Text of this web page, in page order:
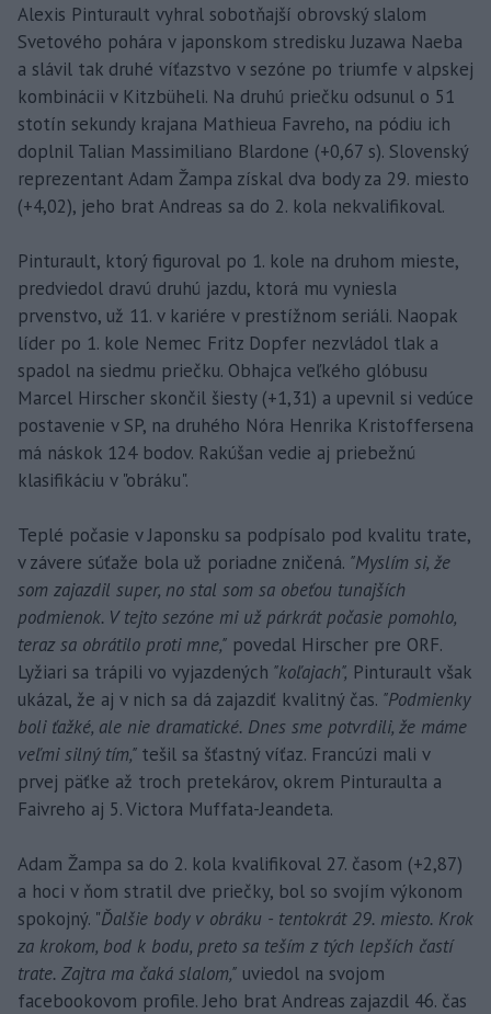
Alexis Pinturault vyhral sobotňajší obrovský slalom
Svetového pohára v japonskom stredisku Juzawa Naeba
a slávil tak druhé víťazstvo v sezóne po triumfe v alpskej
kombinácii v Kitzbüheli. Na druhú priečku odsunul o 51
stotín sekundy krajana Mathieua Favreho, na pódiu ich
doplnil Talian Massimiliano Blardone (+0,67 s). Slovenský
reprezentant Adam Žampa získal dva body za 29. miesto
(+4,02), jeho brat Andreas sa do 2. kola nekvalifikoval.
Pinturault, ktorý figuroval po 1. kole na druhom mieste,
predviedol dravú druhú jazdu, ktorá mu vyniesla
prvenstvo, už 11. v kariére v prestížnom seriáli. Naopak
líder po 1. kole Nemec Fritz Dopfer nezvládol tlak a
spadol na siedmu priečku. Obhajca veľkého glóbusu
Marcel Hirscher skončil šiesty (+1,31) a upevnil si vedúce
postavenie v SP, na druhého Nóra Henrika Kristoffersena
má náskok 124 bodov. Rakúšan vedie aj priebežnú
klasifikáciu v "obráku".
Teplé počasie v Japonsku sa podpísalo pod kvalitu trate,
v závere súťaže bola už poriadne zničená. "Myslím si, že
som zajazdil super, no stal som sa obeťou tunajších
podmienok. V tejto sezóne mi už párkrát počasie pomohlo,
teraz sa obrátilo proti mne," povedal Hirscher pre ORF.
Lyžiari sa trápili vo vyjazdených "koľajach", Pinturault však
ukázal, že aj v nich sa dá zajazdiť kvalitný čas. "Podmienky
boli ťažké, ale nie dramatické. Dnes sme potvrdili, že máme
veľmi silný tím," tešil sa šťastný víťaz. Francúzi mali v
prvej päťke až troch pretekárov, okrem Pinturaulta a
Faivreho aj 5. Victora Muffata-Jeandeta.
Adam Žampa sa do 2. kola kvalifikoval 27. časom (+2,87)
a hoci v ňom stratil dve priečky, bol so svojím výkonom
spokojný. "Ďalšie body v obráku - tentokrát 29. miesto. Krok
za krokom, bod k bodu, preto sa teším z tých lepších častí
trate. Zajtra ma čaká slalom," uviedol na svojom
facebookovom profile. Jeho brat Andreas zajazdil 46. čas